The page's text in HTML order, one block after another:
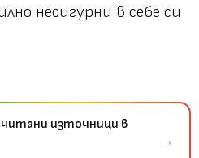
несигурни в себе си
източници в
→